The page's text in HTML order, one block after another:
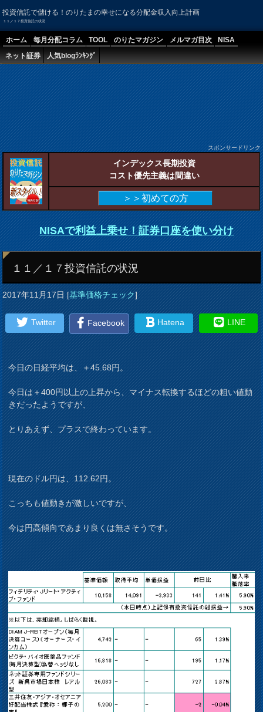
投資信託で儲ける！のりたまの幸せになる分配金収入向上計画
１１／１７投資信託の状況
ホーム 毎月分配コラム TOOL のりたマガジン メルマガ目次
NISA
ネット証券
人気blogﾗﾝｷﾝｸﾞ
スポンサードリンク
インデックス長期投資
コスト優先主義は間違い
＞＞初めての方
NISAで利益上乗せ！証券口座を使い分け
１１／１７投資信託の状況
2017年11月17日[基準価格チェック]
Twitter Facebook Hatena LINE
今日の日経平均は、＋45.68円。
今日は＋400円以上の上昇から、マイナス転換するほどの粗い値動
きだったようですが、
とりあえず、プラスで終わっています。
現在のドル円は、112.62円。
こっちも値動きが激しいですが、
今は円高傾向であまり良くは無さそうです。